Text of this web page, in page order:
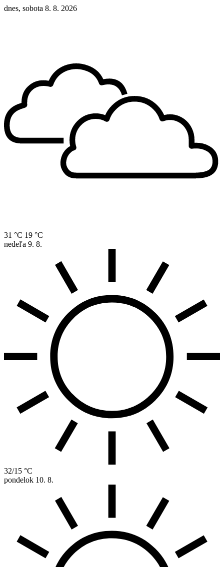
dnes, sobota 8. 8. 2026
31 °C 19 °C
nedeľa 9. 8.
32/15 °C
pondelok 10. 8.